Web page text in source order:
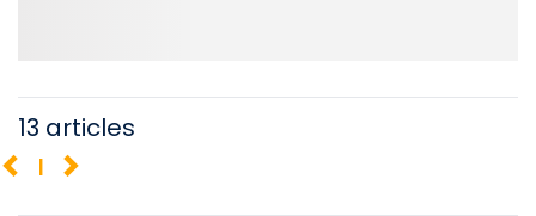
13 articles
1